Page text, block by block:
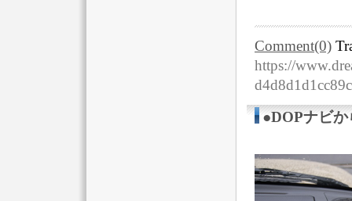
Comment(0)
https://
●DOPナビ